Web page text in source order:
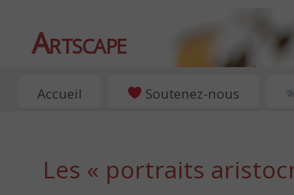
Artscape
EXPOSITIONS, ART ET CULTURE À
Accueil Soutenez-nous
Les « portraits